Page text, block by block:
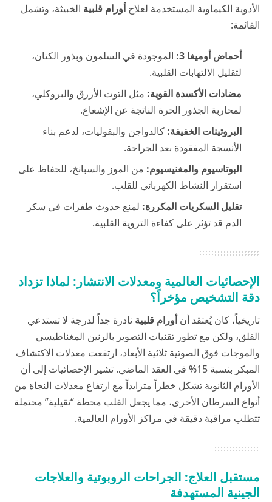
الأدوية الكيماوية المستخدمة لعلاجأورام قلبية الخبيثة، وتشمل
القائمة:
أحماض أوميغا 3:
الموجودة في السلمون وبذور الكتان،
لتقليل الالتهابات القلبية.
مضادات الأكسدة القوية: مثل التوت الأزرق والبروكلي،
لمحاربة الجذور الحرة الناتجة عن الإشعاع.
البروتينات الخفيفة: كالدواجن والبقوليات، لدعم بناء
الأنسجة المفقودة بعد الجراحة.
البوتاسيوم والمغنيسيوم: من الموز والسبانخ، للحفاظ على
استقرار النشاط الكهربائي للقلب.
تقليل السكريات المكررة: لمنع حدوث طفرات في سكر
الدم قد تؤثر على كفاءة التروية القلبية.
الإحصائيات العالمية ومعدلات الانتشار: لماذا تزداد
دقة التشخيص مؤخراً؟
تاريخياً، كان يُعتقد أنأورام قلبية نادرة جداً لدرجة لا تستدعي
القلق، ولكن مع تطور تقنيات التصوير بالرنين المغناطيسي
والموجات فوق الصوتية ثلاثية الأبعاد، ارتفعت معدلات الاكتشاف
المبكر بنسبة 15% في العقد الماضي. تشير الإحصائيات إلى أن
الأورام الثانوية تشكل خطراً متزايداً مع ارتفاع معدلات النجاة من
أنواع السرطان الأخرى، مما يجعل القلب محطة “نقيلية” محتملة
تتطلب مراقبة دقيقة في مراكز الأورام العالمية.
مستقبل العلاج: الجراحات الروبوتية والعلاجات
الجينية المستهدفة